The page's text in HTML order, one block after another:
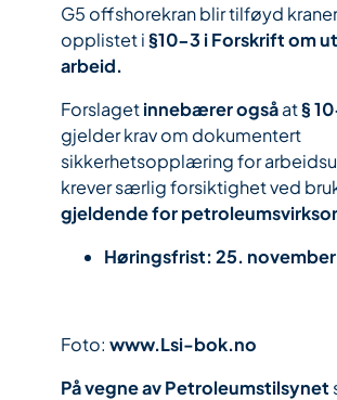
G5 offshorekran blir tilføyd
opplistet i §10-3 i Forskrift om
arbeid.
Forslagetinnebærer ogsåat§
gjelder krav om dokumentert
sikkerhetsopplæring for
krever særlig forsiktighet ved
gjeldende for
Høringsfrist: 25. november
Foto: www.Lsi-bok.no
På vegne av Petroleumstilsynet